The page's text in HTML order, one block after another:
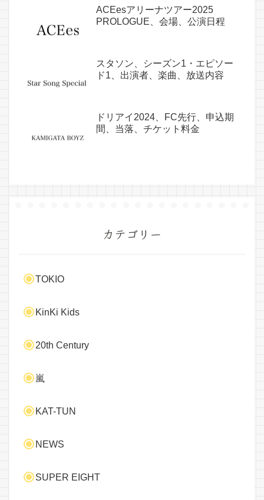
ACEesアリーナツアー2025
PROLOGUE、会場、公演日程
スタソン、シーズン1・エピソー
ド1、出演者、楽曲、放送内容
ドリアイ2024、FC先行、申込期
間、当落、チケット料金
カテゴリー
TOKIO
KinKi Kids
20th Century
嵐
KAT-TUN
NEWS
SUPER EIGHT